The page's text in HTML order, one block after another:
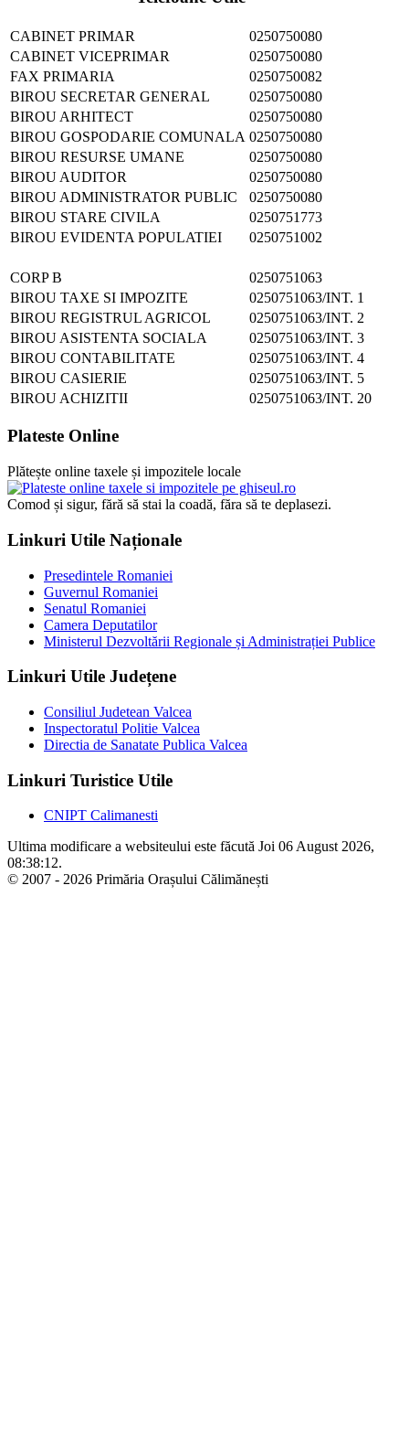
CABINET PRIMAR
0250750080
CABINET VICEPRIMAR
0250750080
FAX PRIMARIA
0250750082
BIROU SECRETAR GENERAL
0250750080
BIROU ARHITECT
0250750080
BIROU GOSPODARIE COMUNALA 0250750080
BIROU RESURSE UMANE
0250750080
BIROU AUDITOR
0250750080
BIROU ADMINISTRATOR PUBLIC
0250750080
BIROU STARE CIVILA
0250751773
BIROU EVIDENTA POPULATIEI
0250751002
CORP B
0250751063
BIROU TAXE SI IMPOZITE
0250751063/INT. 1
BIROU REGISTRUL AGRICOL
0250751063/INT. 2
BIROU ASISTENTA SOCIALA
0250751063/INT. 3
BIROU CONTABILITATE
0250751063/INT. 4
BIROU CASIERIE
0250751063/INT. 5
BIROU ACHIZITII
0250751063/INT. 20
Plateste Online
Plătește online taxele și impozitele locale
Comod și sigur, fără să stai la coadă, făra să te deplasezi.
Linkuri Utile Naționale
Presedintele Romaniei
Guvernul Romaniei
Senatul Romaniei
Camera Deputatilor
Ministerul Dezvoltării Regionale și Administrației Publice
Linkuri Utile Județene
Consiliul Judetean Valcea
Inspectoratul Politie Valcea
Directia de Sanatate Publica Valcea
Linkuri Turistice Utile
CNIPT Calimanesti
Ultima modificare a websiteului este făcută Joi 06 August 2026,
08:38:12.
© 2007 - 2026 Primăria Orașului Călimănești